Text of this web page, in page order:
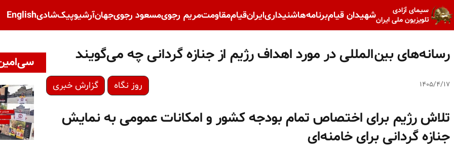
سیمای آزادی
تلویزیون ملی ایرانشهیدان قیامبرنامه‌هاشنیداریایرانقیاممقاومتمریم رجویمسعود رجویجهانآرشیوپیک‌شادیEnglish
رسانه‌های بین‌المللی در مورد اهداف رژیم از جنازه گردانی چه می‌گویند
۱۴۰۵/۴/۱۷ روز نگاه گزارش خبری
تلاش رژیم برای اختصاص تمام بودجه کشور و امکانات عمومی به نمایش
جنازه گردانی برای خامنه‌ای